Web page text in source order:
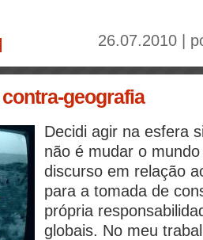
26.07.2010 |
geografia
Decidi agir na esfera
não é mudar o
discurso em relação
para a tomada de
própria
globais. No meu